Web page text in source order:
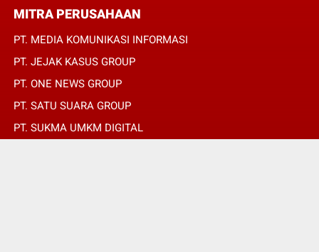
MITRA PERUSAHAAN
PT. MEDIA KOMUNIKASI INFORMASI
PT. JEJAK KASUS GROUP
PT. ONE NEWS GROUP
PT. SATU SUARA GROUP
PT. SUKMA UMKM DIGITAL